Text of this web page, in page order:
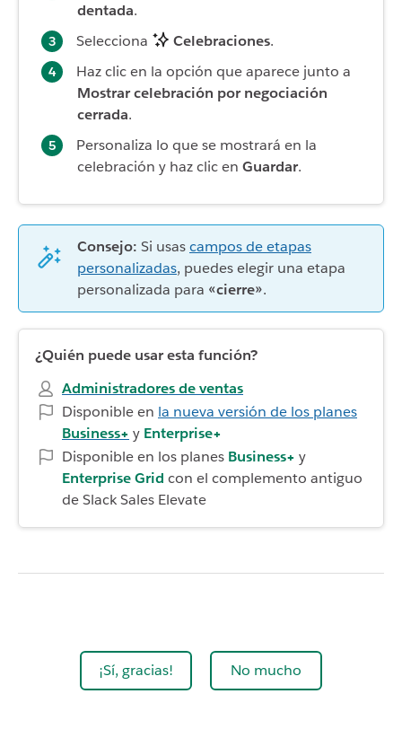
dentada.
Selecciona
Celebraciones.
Haz clic en la opción que aparece junto a
Mostrar celebración por negociación
cerrada.
Personaliza lo que se mostrará en la
celebración y haz clic en Guardar.
Consejo: Si usascampos de etapas
personalizadas, puedes elegir una etapa
personalizada para «cierre».
¿Quién puede usar esta función?
Administradores de ventas
Disponible en la nueva versión de los planes
Business+ y Enterprise+
Disponible en los planes Business+ y
Enterprise Grid con el complemento antiguo
de Slack Sales Elevate
¡Sí, gracias! No mucho